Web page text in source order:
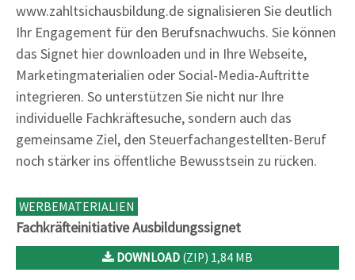
www.zahltsichausbildung.de signalisieren Sie deutlich
Ihr Engagement für den Berufsnachwuchs. Sie können
das Signet hier downloaden und in Ihre Webseite,
Marketingmaterialien oder Social-Media-Auftritte
integrieren. So unterstützen Sie nicht nur Ihre
individuelle Fachkräftesuche, sondern auch das
gemeinsame Ziel, den Steuerfachangestellten-Beruf
noch stärker ins öffentliche Bewusstsein zu rücken.
WERBEMATERIALIEN
Fachkräfteinitiative Ausbildungssignet
DOWNLOAD (ZIP) 1,84 MB